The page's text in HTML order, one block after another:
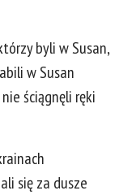
byli w Susan,
w Susan
ściągnęli ręki
się za dusze